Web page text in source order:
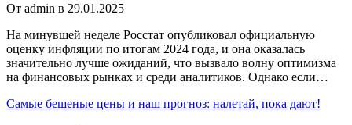
От admin в 29.01.2025
На минувшей неделе Росстат опубликовал официальную
оценку инфляции по итогам 2024 года, и она оказалась
значительно лучше ожиданий, что вызвало волну оптимизма
на финансовых рынках и среди аналитиков. Однако если…
Самые бешеные цены и наш прогноз: налетай, пока дают!